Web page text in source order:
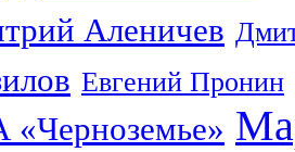
Аленичев
Евгений Пронин